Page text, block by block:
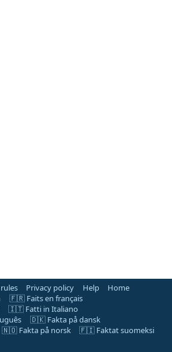
Privacy policy Help
Home
🇫🇷 Faits en français
🇮🇹 Fatti in Italiano
🇩🇰 Fakta på dansk
🇳🇴 Fakta på norsk
🇫🇮 Faktat suomeksi